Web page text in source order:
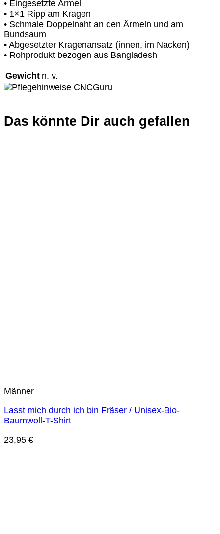
• Eingesetzte Ärmel
• 1×1 Ripp am Kragen
• Schmale Doppelnaht an den Ärmeln und am
Bundsaum
• Abgesetzter Kragenansatz (innen, im Nacken)
• Rohprodukt bezogen aus Bangladesh
Gewicht n. v.
Das könnte Dir auch gefallen
Männer
Lasst mich durch ich bin Fräser / Unisex-Bio-
Baumwoll-T-Shirt
23,95 €